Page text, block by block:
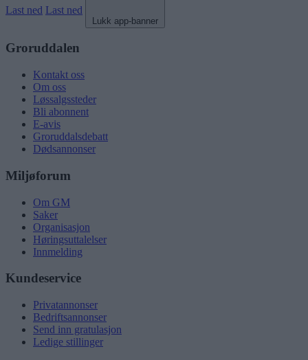
Last ned Last ned
Lukk app-banner
Groruddalen
Kontakt oss
Om oss
Løssalgssteder
Bli abonnent
E-avis
Groruddalsdebatt
Dødsannonser
Miljøforum
Om GM
Saker
Organisasjon
Høringsuttalelser
Innmelding
Kundeservice
Privatannonser
Bedriftsannonser
Send inn gratulasjon
Ledige stillinger